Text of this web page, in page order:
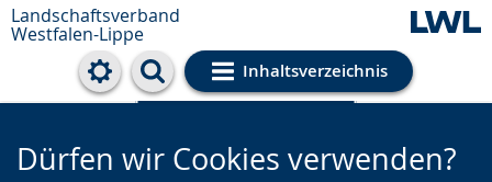
Landschaftsverband
Westfalen-Lippe
Inhaltsverzeichnis
Cookie-Einstellungen
Dürfen wir Cookies verwenden?